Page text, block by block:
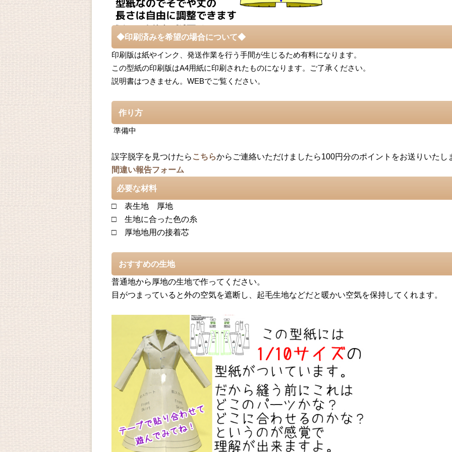
◆印刷済みを希望の場合について◆
印刷版は紙やインク、発送作業を行う手間が生じるため有料になります。
この型紙の印刷版はA4用紙に印刷されたものになります。
ご了承ください。
説明書はつきません。WEBでご覧ください。
作り方
準備中
誤字脱字を見つけたら こちらからご連絡いただけましたら100円分のポイントをお送りいたし
間違い報告フォーム
必要な材料
□ 表生地 厚地
□ 生地に合った色の糸
□ 厚地地用の接着芯
おすすめの生地
普通地から厚地の生地で作ってください。
目がつまっていると外の空気を遮断し、起毛生地などだと暖かい空気を保持してくれます。